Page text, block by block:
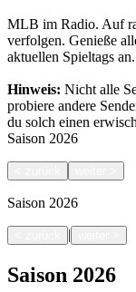
MLB im Radio. Auf
verfolgen. Genieße
aktuellen Spieltags an.
Hinweis: Nicht alle
probiere andere
du solch einen
Saison 2026
Saison 2026
|
Saison 2026